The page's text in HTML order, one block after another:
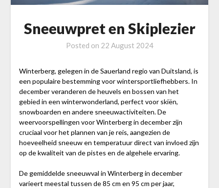
Sneeuwpret en Skiplezier
Posted on 22 August 2024
Winterberg, gelegen in de Sauerland regio van Duitsland, is
een populaire bestemming voor wintersportliefhebbers. In
december veranderen de heuvels en bossen van het
gebied in een winterwonderland, perfect voor skiën,
snowboarden en andere sneeuwactiviteiten. De
weervoorspellingen voor Winterberg in december zijn
cruciaal voor het plannen van je reis, aangezien de
hoeveelheid sneeuw en temperatuur direct van invloed zijn
op de kwaliteit van de pistes en de algehele ervaring.
De gemiddelde sneeuwval in Winterberg in december
varieert meestal tussen de 85 cm en 95 cm per jaar,